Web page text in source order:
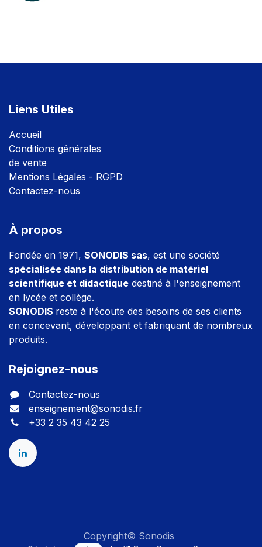
Liens Utiles
Accueil
Conditions générales
de vente
Mentions Légales - RGPD
Contactez-nous
À propos
Fondée en 1971, SONODIS sas, est une société
spécialisée dans la distribution de matériel
scientifique et didactique destiné à l'enseignement
en lycée et collège.
SONODIS reste à l'écoute des besoins de ses clients
en concevant, développant et fabriquant de nombreux
produits.
Rejoignez-nous
Contactez-nous
enseignement@sonodis.fr
+33 2 35 43 42 25
Copyright© Sonodis